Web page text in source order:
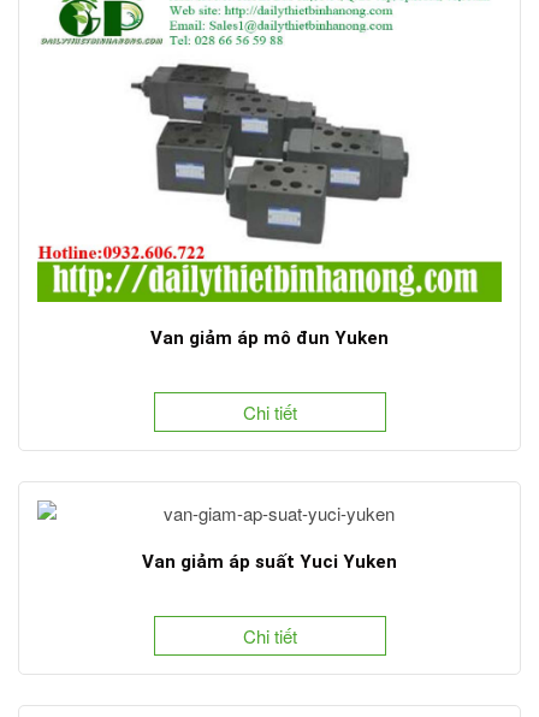
Van giảm áp mô đun Yuken
Chi tiết
Van giảm áp suất Yuci Yuken
Chi tiết